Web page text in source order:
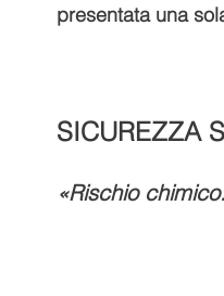
presentata una
SICUREZZA
«Rischio